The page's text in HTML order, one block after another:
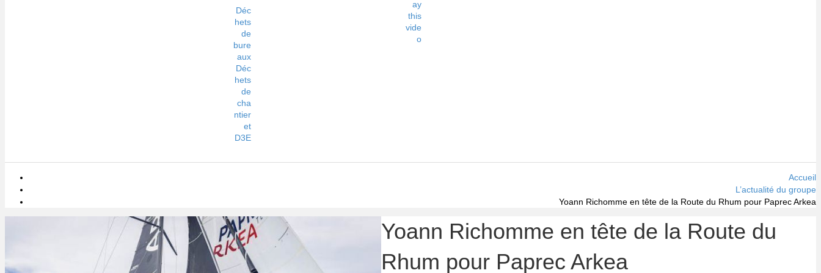
Déc
hets
de
bure
aux
Déc
hets
de
cha
ntier
et
D3E
Accueil
L’actualité du groupe
Yoann Richomme en tête de la Route du Rhum pour Paprec Arkea
Yoann Richomme en tête de la Route du
Rhum pour Paprec Arkea